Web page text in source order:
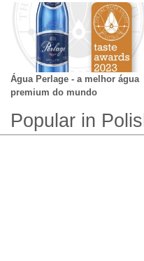
Água Perlage - a melhor água
premium do mundo
Popular in